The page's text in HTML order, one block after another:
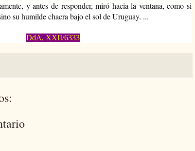
y antes de responder, miró hacia la ventana, como si
su humilde chacra bajo el sol de Uruguay. ...
DdA, XXII/6333